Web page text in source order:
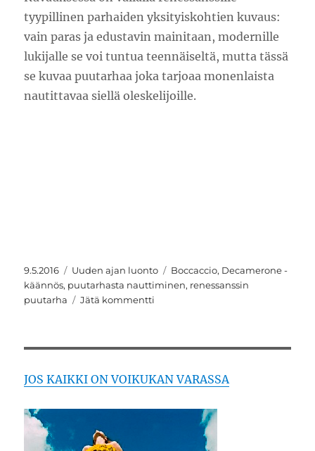
tyypillinen parhaiden yksityiskohtien kuvaus:
vain paras ja edustavin mainitaan, modernille
lukijalle se voi tuntua teennäiseltä, mutta tässä
se kuvaa puutarhaa joka tarjoaa monenlaista
nautittavaa siellä oleskelijoille.
Julkaistu
9.5.2016 Kategoriat
Uuden ajan luonto Avainsanat
Boccaccio, Decamerone -
käännös, puutarhasta nauttiminen, renessanssin
puutarha
Jätä kommentti
puutarha
JOS KAIKKI ON VOIKUKAN VARASSA